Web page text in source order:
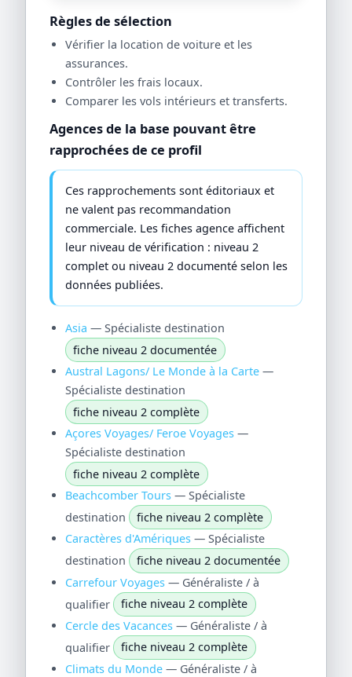
Règles de sélection
Vérifier la location de voiture et les
assurances.
Contrôler les frais locaux.
Comparer les vols intérieurs et transferts.
Agences de la base pouvant être
rapprochées de ce profil
Ces rapprochements sont éditoriaux et
ne valent pas recommandation
commerciale. Les fiches agence affichent
leur niveau de vérification : niveau 2
complet ou niveau 2 documenté selon les
données publiées.
Asia — Spécialiste destination
fiche niveau 2 documentée
Austral Lagons/ Le Monde à la Carte—
Spécialiste destination
fiche niveau 2 complète
Açores Voyages/ Feroe Voyages—
Spécialiste destination
fiche niveau 2 complète
Beachcomber Tours— Spécialiste
destination
fiche niveau 2 complète
Caractères d'Amériques— Spécialiste
destination
fiche niveau 2 documentée
Carrefour Voyages— Généraliste / à
qualifier
fiche niveau 2 complète
Cercle des Vacances— Généraliste / à
qualifier
fiche niveau 2 complète
Climats du Monde— Généraliste / à